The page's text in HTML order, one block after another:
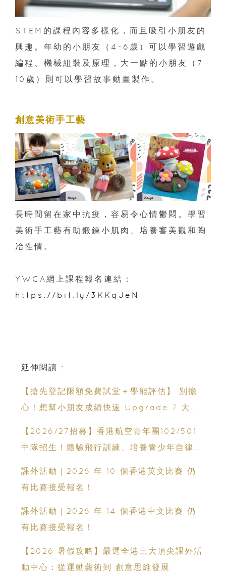
STEM的課程內容多樣化，而且吸引小朋友的
興趣。年幼的小朋友（4-6歲）可以學習遊戲
編程、機械組裝及原理，大一點的小朋友（7-
10歲）則可以學習故事動畫製作。
創意美術手工藝
長時間留在家中抗疫，容易令心情鬱悶。學習
美術手工藝有助鍛鍊小肌肉、培養審美觀和陶
冶性情。
YWCA網上課程報名連結：
https://bit.ly/3KKqJeN
延伸閱讀 :
【搶先登記限額免費試堂＋學能評估】 別擔
心！想幫小朋友成績快速 Upgrade 7 大暑
【2026/27招募】香港航空青年團102/501
中隊招生！體驗飛行訓練、培養青少年自律與
課外活動｜2026 年 10 個香港英文比賽 仍
有比賽接受報名！
課外活動｜2026 年 14 個香港中文比賽 仍
有比賽接受報名！
【2026 暑假攻略】嚴選全港三大頂尖課外活
動中心：從運動藝術到 創意思維發展